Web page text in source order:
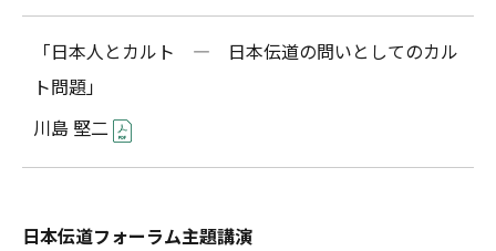
「日本人とカルト ― 日本伝道の問いとしてのカル
ト問題」
川島 堅二
日本伝道フォーラム主題講演